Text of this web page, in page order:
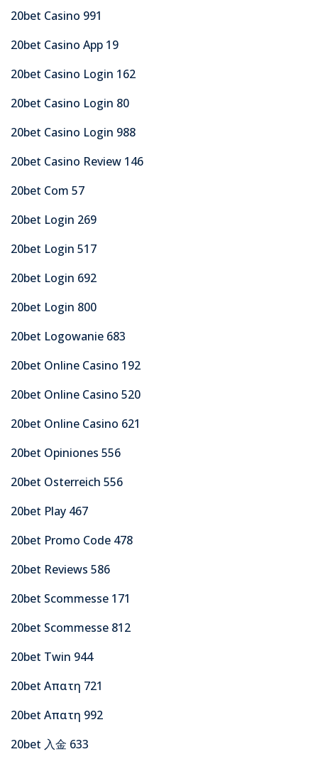
20bet Casino 991
20bet Casino App 19
20bet Casino Login 162
20bet Casino Login 80
20bet Casino Login 988
20bet Casino Review 146
20bet Com 57
20bet Login 269
20bet Login 517
20bet Login 692
20bet Login 800
20bet Logowanie 683
20bet Online Casino 192
20bet Online Casino 520
20bet Online Casino 621
20bet Opiniones 556
20bet Osterreich 556
20bet Play 467
20bet Promo Code 478
20bet Reviews 586
20bet Scommesse 171
20bet Scommesse 812
20bet Twin 944
20bet Απατη 721
20bet Απατη 992
20bet 入金 633